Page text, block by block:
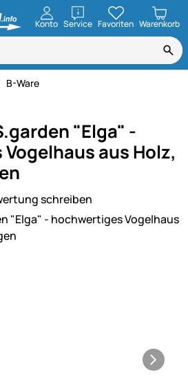
Konto ServiceöffnenFavoriten Warenkorb
B-Ware
"Elga" -
aus Holz,
schreiben